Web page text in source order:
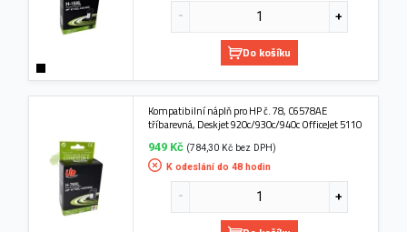
Do košíku
Kompatibilní náplň pro HP č. 78, C6578AE
tříbarevná, Deskjet 920c/930c/940c OfficeJet 5110
949 Kč (784,30 Kč bez DPH)
K odeslání do 48 hodin